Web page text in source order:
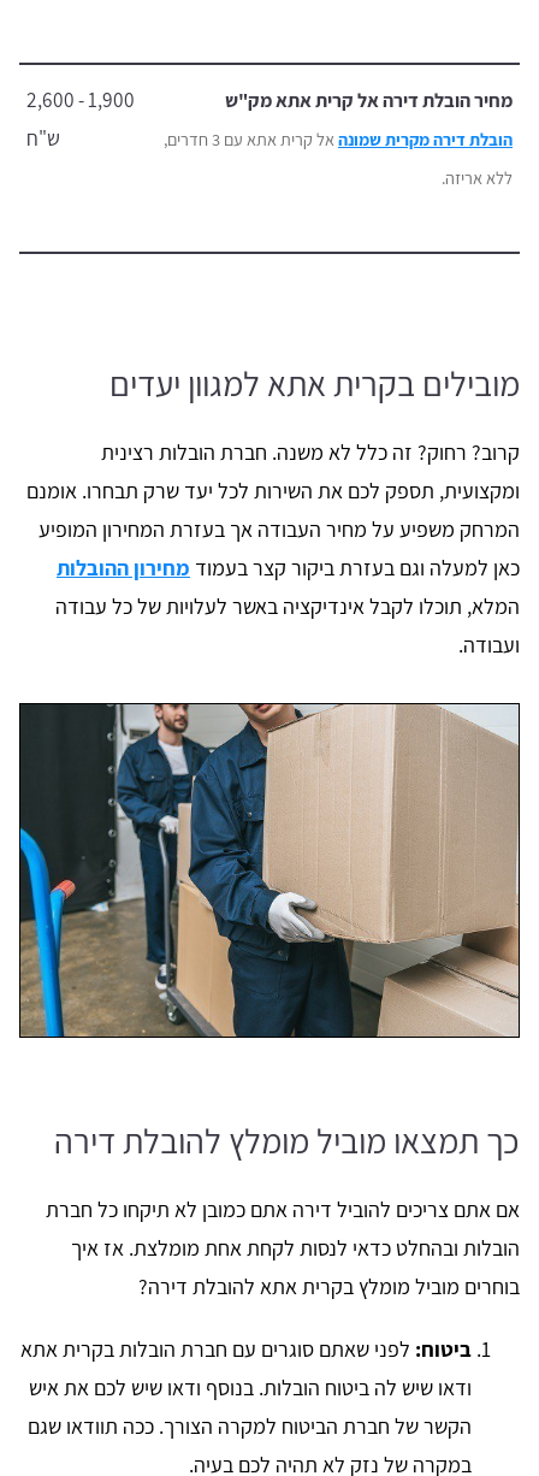
מחיר הובלת דירה אל קרית אתא מק"ש
הובלת דירה מקרית שמונה
אל קרית אתא עם 3 חדרים,
ללא אריזה.
1,900 - 2,600
ש"ח
מובילים בקרית אתא למגוון יעדים
קרוב? רחוק? זה כלל לא משנה. חברת הובלות רצינית
ומקצועית, תספק לכם את השירות לכל יעד שרק תבחרו. אומנם
המרחק משפיע על מחיר העבודה אך בעזרת המחירון המופיע
כאן למעלה וגם בעזרת ביקור קצר בעמוד מחירון ההובלות
המלא, תוכלו לקבל אינדיקציה באשר לעלויות של כל עבודה
ועבודה.
כך תמצאו מוביל מומלץ להובלת דירה
אם אתם צריכים להוביל דירה אתם כמובן לא תיקחו כל חברת
הובלות ובהחלט כדאי לנסות לקחת אחת מומלצת. אז איך
בוחרים מוביל מומלץ בקרית אתא להובלת דירה?
ביטוח: לפני שאתם סוגרים עם חברת הובלות בקרית אתא
ודאו שיש לה ביטוח הובלות. בנוסף ודאו שיש לכם את איש
הקשר של חברת הביטוח למקרה הצורך. ככה תוודאו שגם
במקרה של נזק לא תהיה לכם בעיה.